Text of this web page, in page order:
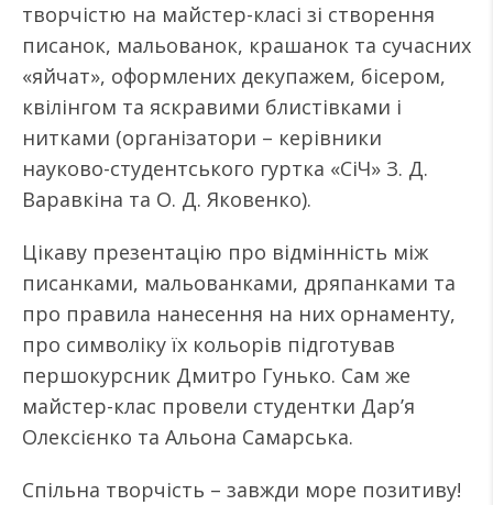
творчістю на майстер-класі зі створення
писанок, мальованок, крашанок та сучасних
«яйчат», оформлених декупажем, бісером,
квілінгом та яскравими блистівками і
нитками (організатори – керівники
науково-студентського гуртка «СіЧ» З. Д.
Варавкіна та О. Д. Яковенко).
Цікаву презентацію про відмінність між
писанками, мальованками, дряпанками та
про правила нанесення на них орнаменту,
про символіку їх кольорів підготував
першокурсник Дмитро Гунько. Сам же
майстер-клас провели студентки Дар’я
Олексієнко та Альона Самарська.
Спільна творчість – завжди море позитиву!